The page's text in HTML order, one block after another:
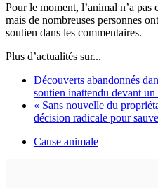
Pour le moment, l’animal n’a
mais de nombreuses personnes
soutien dans les commentaires.
Plus d’actualités sur...
Découverts abandonnés
soutien inattendu devant un
« Sans nouvelle du
décision radicale pour
Cause animale